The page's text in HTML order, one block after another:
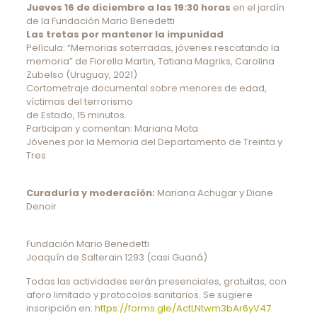
Jueves 16 de diciembre a las 19:30 horas en el jardín
de la Fundación Mario Benedetti
Las tretas por mantener la impunidad
Película: “Memorias soterradas, jóvenes rescatando la
memoria” de Fiorella Martin, Tatiana Magriks, Carolina
Zubelso (Uruguay, 2021)
Cortometraje documental sobre menores de edad,
víctimas del terrorismo
de Estado, 15 minutos.
Participan y comentan: Mariana Mota
Jóvenes por la Memoria del Departamento de Treinta y
Tres
Curaduría y moderación: Mariana Achugar y Diane
Denoir
Fundación Mario Benedetti
Joaquín de Salterain 1293 (casi Guaná)
Todas las actividades serán presenciales, gratuitas, con
aforo limitado y protocolos sanitarios. Se sugiere
inscripción en: https://forms.gle/ActLNtwm3bAr6yV47